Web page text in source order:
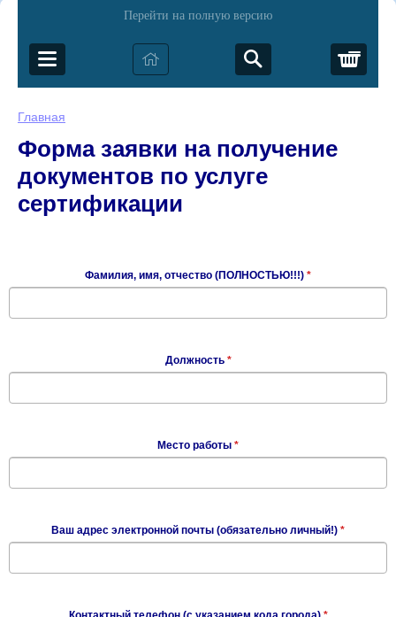
Перейти на полную версию
Главная
Форма заявки на получение
документов по услуге
сертификации
Фамилия, имя, отчество (ПОЛНОСТЬЮ!!!) *
Должность *
Место работы *
Ваш адрес электронной почты (обязательно личный!) *